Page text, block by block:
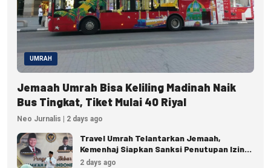
UMRAH
Jemaah Umrah Bisa Keliling Madinah Naik
Bus Tingkat, Tiket Mulai 40 Riyal
Neo Jurnalis | 2 days ago
Travel Umrah Telantarkan Jemaah,
Kemenhaj Siapkan Sanksi Penutupan Izin
hingga Pidana
2 days ago